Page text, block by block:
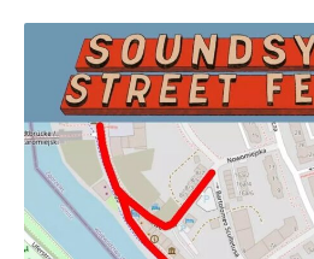
Zapamiętaj moje dane w
pisania kolejnych